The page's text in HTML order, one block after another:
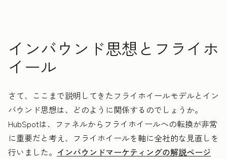
インバウンド思想とフライホ
イール
さて、ここまで説明してきたフライホイールモデルとイン
バウンド思想は、どのように関係するのでしょうか。
HubSpotは、ファネルからフライホイールへの転換が非常
に重要だと考え、フライホイールを軸に全社的な見直しを
行いました。 インバウンドマーケティングの解説ページ